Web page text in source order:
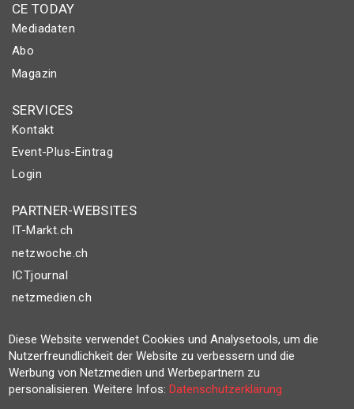
CE TODAY
Mediadaten
Abo
Magazin
SERVICES
Kontakt
Event-Plus-Eintrag
Login
PARTNER-WEBSITES
IT-Markt.ch
netzwoche.ch
ICTjournal
netzmedien.ch
© NETZMEDIEN AG 2026
Impressum
AGB
Diese Website verwendet Cookies und Analysetools, um die
Nutzerfreundlichkeit der Website zu verbessern und die
Werbung von Netzmedien und Werbepartnern zu
personalisieren. Weitere Infos:Datenschutzerklärung